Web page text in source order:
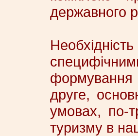
державного
формування
друге,
умовах, по-
туризму в